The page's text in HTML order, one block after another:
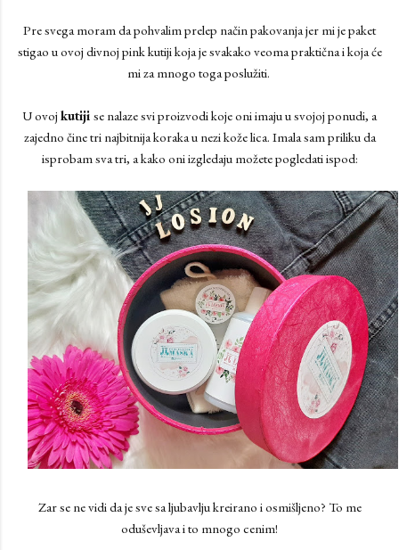
Pre svega moram da pohvalim prelep način pakovanja jer mi je paket
stigao u ovoj divnoj pink kutiji koja je svakako veoma praktična i koja će
mi za mnogo toga poslužiti.
U ovoj kutiji se nalaze svi proizvodi koje oni imaju u svojoj ponudi, a
zajedno čine tri najbitnija koraka u nezi kože lica. Imala sam priliku da
isprobam sva tri, a kako oni izgledaju možete pogledati ispod:
Zar se ne vidi da je sve sa ljubavlju kreirano i osmišljeno? To me
oduševljava i to mnogo cenim!